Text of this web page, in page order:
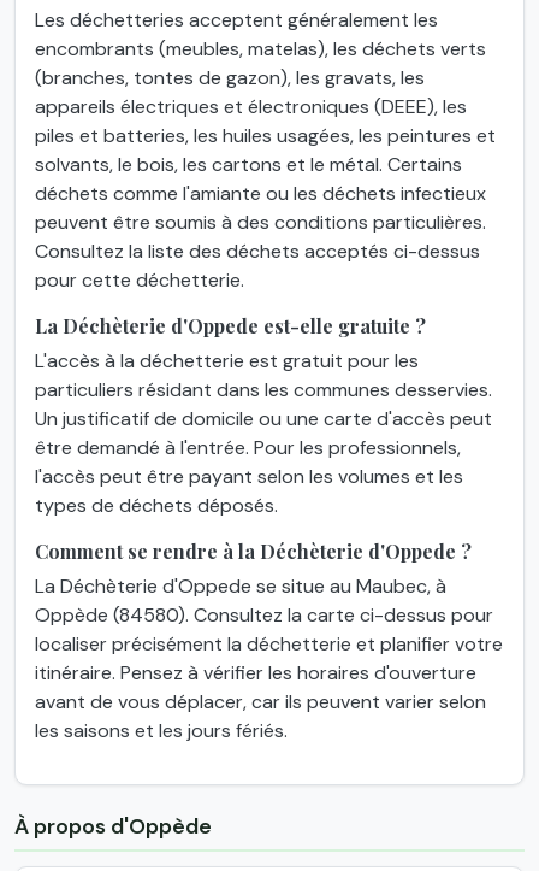
Les déchetteries acceptent généralement les
encombrants (meubles, matelas), les déchets verts
(branches, tontes de gazon), les gravats, les
appareils électriques et électroniques (DEEE), les
piles et batteries, les huiles usagées, les peintures et
solvants, le bois, les cartons et le métal. Certains
déchets comme l'amiante ou les déchets infectieux
peuvent être soumis à des conditions particulières.
Consultez la liste des déchets acceptés ci-dessus
pour cette déchetterie.
La Déchèterie d'Oppede est-elle gratuite ?
L'accès à la déchetterie est gratuit pour les
particuliers résidant dans les communes desservies.
Un justificatif de domicile ou une carte d'accès peut
être demandé à l'entrée. Pour les professionnels,
l'accès peut être payant selon les volumes et les
types de déchets déposés.
Comment se rendre à la Déchèterie d'Oppede ?
La Déchèterie d'Oppede se situe au Maubec, à
Oppède (84580). Consultez la carte ci-dessus pour
localiser précisément la déchetterie et planifier votre
itinéraire. Pensez à vérifier les horaires d'ouverture
avant de vous déplacer, car ils peuvent varier selon
les saisons et les jours fériés.
À propos d'Oppède